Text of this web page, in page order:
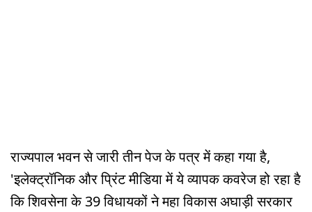
राज्यपाल भवन से जारी तीन पेज के पत्र में कहा गया है,
'इलेक्ट्रॉनिक और प्रिंट मीडिया में ये व्यापक कवरेज हो रहा है
कि शिवसेना के 39 विधायकों ने महा विकास अघाड़ी सरकार